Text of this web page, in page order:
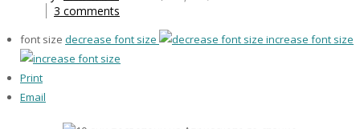
3 comments
font size decrease font size increase font size
Print
Email